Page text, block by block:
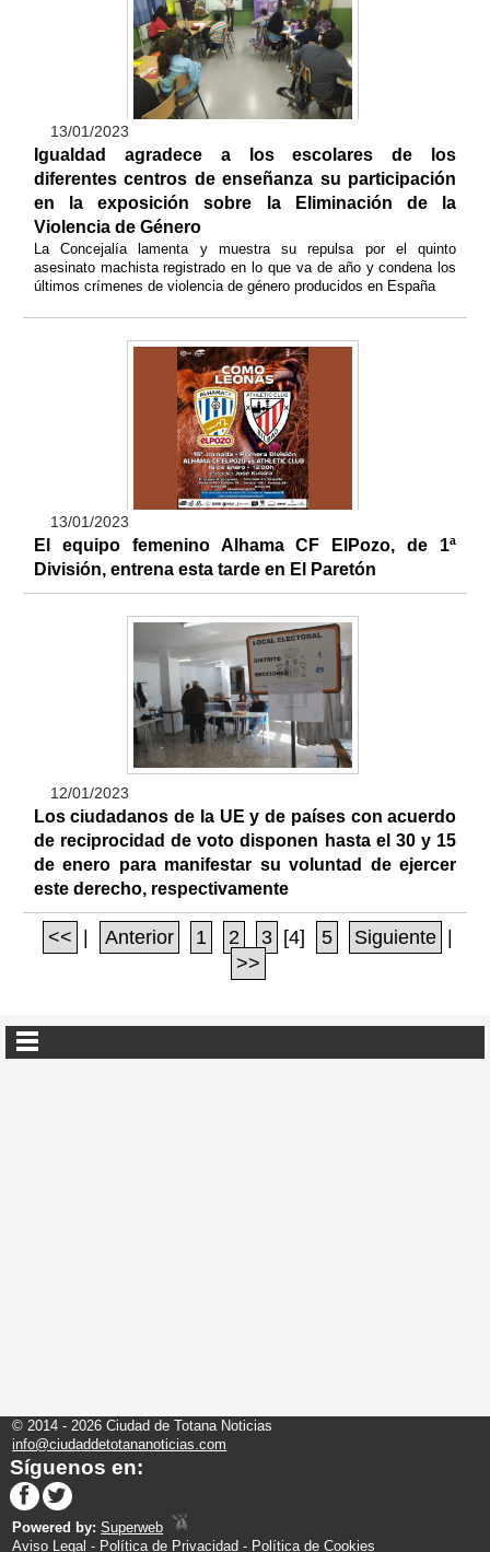
13/01/2023
Igualdad agradece a los escolares de los
diferentes centros de enseñanza su participación
en la exposición sobre la Eliminación de la
Violencia de Género
La Concejalía lamenta y muestra su repulsa por el quinto
asesinato machista registrado en lo que va de año y condena los
últimos crímenes de violencia de género producidos en España
13/01/2023
El equipo femenino Alhama CF ElPozo, de 1ª
División, entrena esta tarde en El Paretón
12/01/2023
Los ciudadanos de la UE y de países con acuerdo
de reciprocidad de voto disponen hasta el 30 y 15
de enero para manifestar su voluntad de ejercer
este derecho, respectivamente
<< Anterior 1 2 3 [4] 5 Siguiente
>>
© 2014 - 2026 Ciudad de Totana Noticias
info@ciudaddetotananoticias.com
Síguenos en:
Powered by:Superweb
Aviso Legal - Política de Privacidad - Política de Cookies